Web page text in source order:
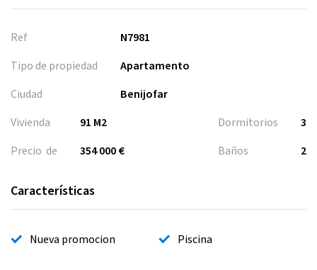
Ref
N7981
Tipo de propiedad
Apartamento
Ciudad
Benijofar
Vivienda
91 M2
Precio de
354 000 €
Dormitorios
3
Baños
2
Características
Nueva promocion Piscina